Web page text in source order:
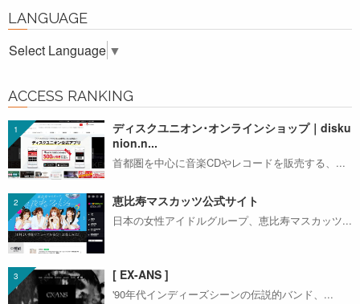
LANGUAGE
Select Language ▼
ACCESS RANKING
ディスクユニオン･オンラインショップ｜disku
nion.n...
首都圏を中心に音楽CDやレコードを販売する、...
恵比寿マスカッツ公式サイト
日本の女性アイドルグループ、恵比寿マスカッツ...
[ EX-ANS ]
'90年代インディーズシーンの伝説的バンド、...